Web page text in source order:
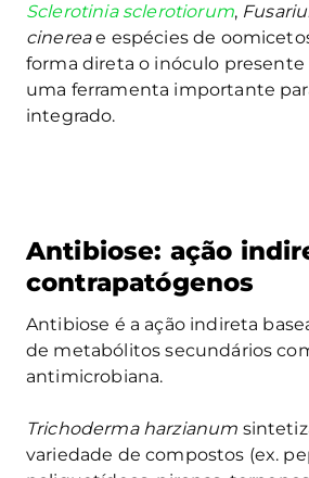
Sclerotinia sclerotiorum,
cinereae espécies de
forma direta o inóculo presente
uma ferramenta importante
integrado.
Antibiose: ação
contrapatógenos
Antibiose é a ação indireta
de metabólitos secundários
antimicrobiana.
Trichoderma harzianum
variedade de compostos (ex.